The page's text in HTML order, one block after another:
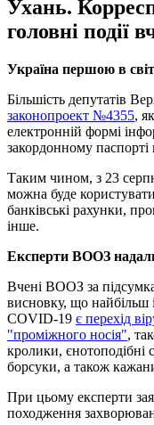
Ухань.
головні події
Україна першою в
Більшість депутатів
законопроект №4355,
електронній формі
закордонному
Таким чином, з 23
можна буде
банківські рахунки,
інше.
Експерти ВООЗ
Вчені ВООЗ за
висновку, що найбільш
COVID-19 є перехід
"проміжного носія",
кролики, єнотоподібні
борсуки, а також
При цьому експерти
походження